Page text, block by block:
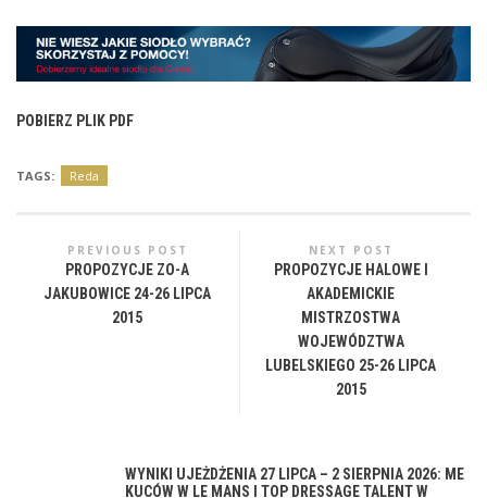
POBIERZ PLIK PDF
TAGS: Reda
PREVIOUS POST
PROPOZYCJE ZO-A
JAKUBOWICE 24-26 LIPCA
2015
NEXT POST
PROPOZYCJE HALOWE I
AKADEMICKIE
MISTRZOSTWA
WOJEWÓDZTWA
LUBELSKIEGO 25-26 LIPCA
2015
WYNIKI UJEŻDŻENIA 27 LIPCA – 2 SIERPNIA 2026: ME
KUCÓW W LE MANS I TOP DRESSAGE TALENT W